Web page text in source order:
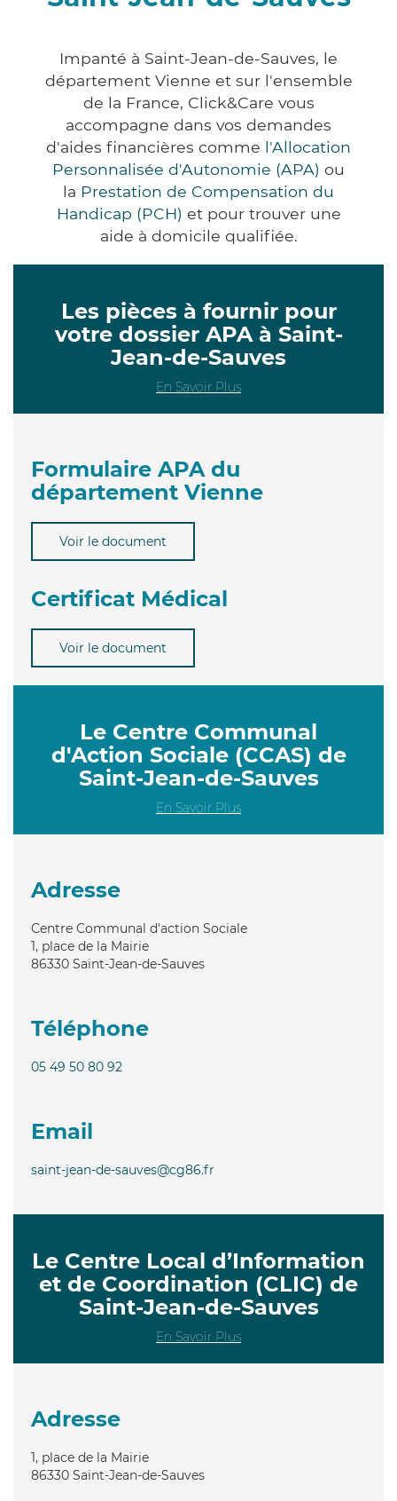
Impanté à Saint-Jean-de-Sauves, le
département Vienne et sur l'ensemble
de la France, Click&Care vous
accompagne dans vos demandes
d'aides financières comme l'Allocation
Personnalisée d'Autonomie (APA) ou
la Prestation de Compensation du
Handicap (PCH) et pour trouver une
aide à domicile qualifiée.
Les pièces à fournir pour
votre dossier APA à Saint-
Jean-de-Sauves
En Savoir Plus
Formulaire APA du
département Vienne
Voir le document
Certificat Médical
Voir le document
Le Centre Communal
d'Action Sociale (CCAS) de
Saint-Jean-de-Sauves
En Savoir Plus
Adresse
Centre Communal d'action Sociale
1, place de la Mairie
86330 Saint-Jean-de-Sauves
Téléphone
05 49 50 80 92
Email
saint-jean-de-sauves@cg86.fr
Le Centre Local d’Information
et de Coordination (CLIC) de
Saint-Jean-de-Sauves
En Savoir Plus
Adresse
1, place de la Mairie
86330 Saint-Jean-de-Sauves